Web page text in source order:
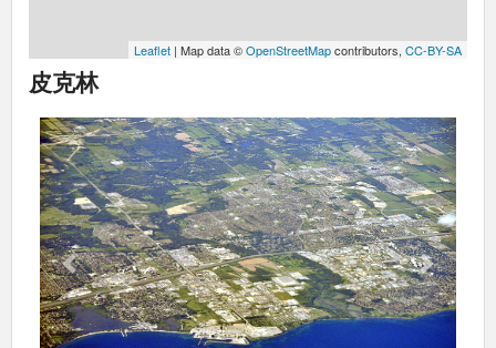
Leaflet | Map data ©OpenStreetMapcontributors, CC-BY-SA
皮克林
Previous Next